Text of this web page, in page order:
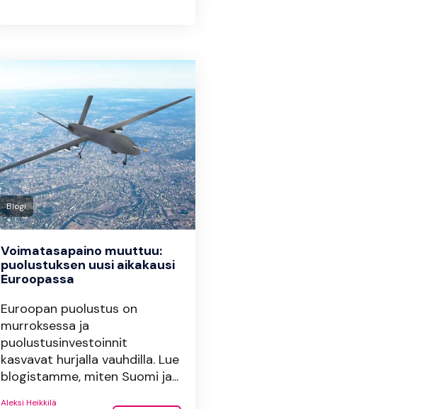
Blogi
Voimatasapaino muuttuu:
puolustuksen uusi aikakausi
Euroopassa
Euroopan puolustus on
murroksessa ja
puolustusinvestoinnit
kasvavat hurjalla vauhdilla. Lue
blogistamme, miten Suomi ja...
Aleksi Heikkilä